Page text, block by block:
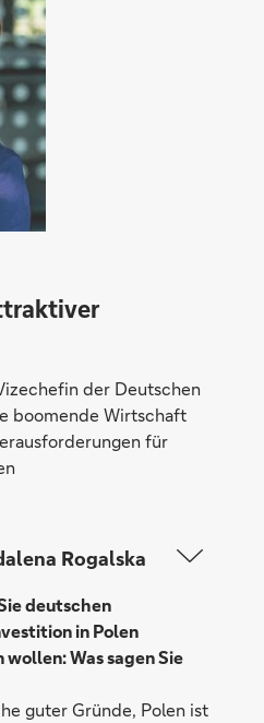
der Deutschen
boomende Wirtschaft
für
Rogalska
deutschen
in Polen
Was sagen Sie
guter Gründe, Polen ist